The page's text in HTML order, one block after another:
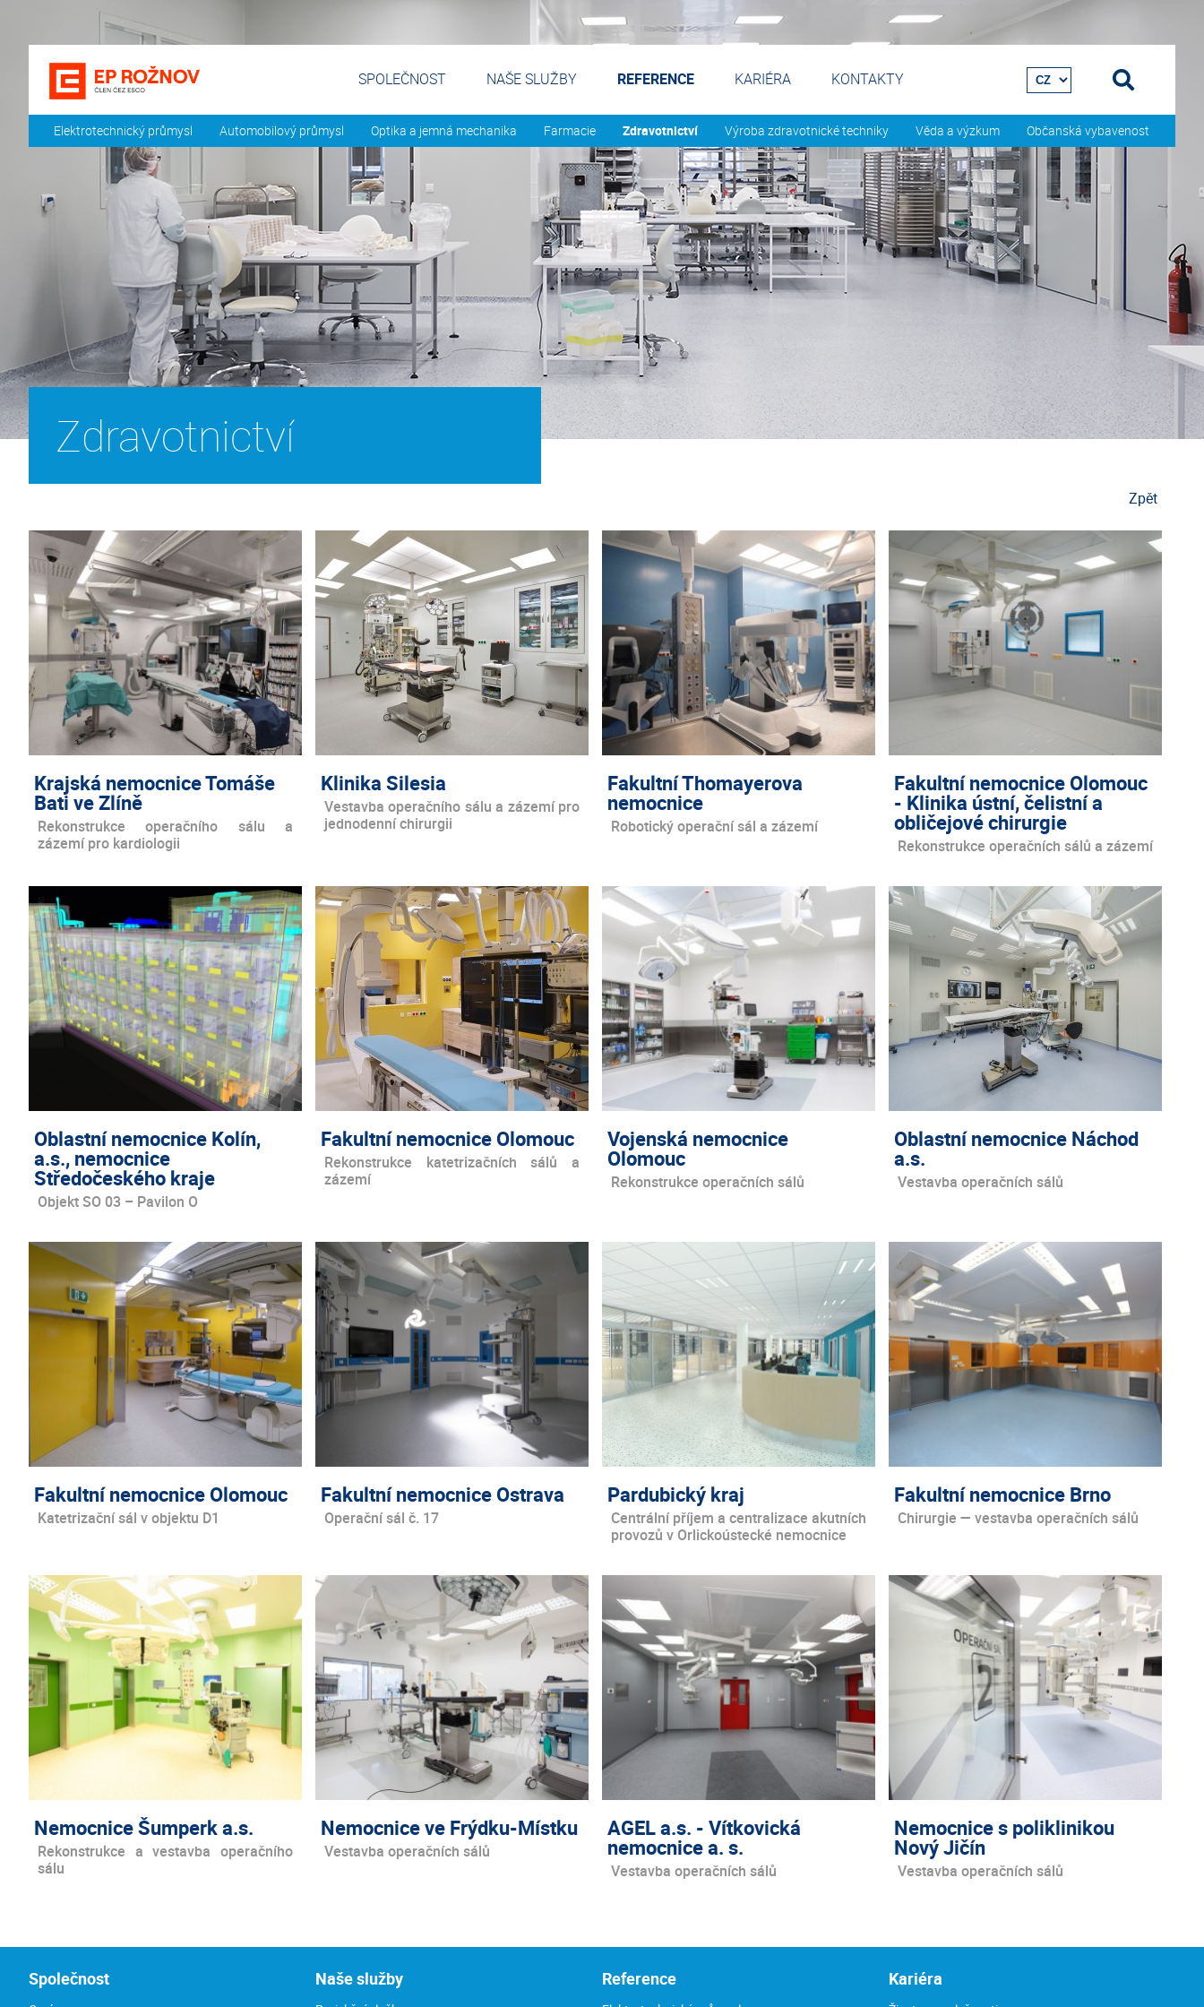
SPOLEČNOST NAŠE SLUŽBY REFERENCE KARIÉRA KONTAKTY
Elektrotechnický průmysl Automobilový průmysl Optika a jemná mechanika Farmacie Zdravotnictví Výroba zdravotnické techniky Věda a výzkum Občanská vybavenost
Zdravotnictví
Zpět
Krajská nemocnice Tomáše
Bati ve Zlíně
Rekonstrukce operačního sálu a
zázemí pro kardiologii
Klinika Silesia
Vestavba operačního sálu a zázemí pro
jednodenní chirurgii
Fakultní Thomayerova
nemocnice
Robotický operační sál a zázemí
Fakultní nemocnice Olomouc
- Klinika ústní, čelistní a
obličejové chirurgie
Rekonstrukce operačních sálů a zázemí
Oblastní nemocnice Kolín,
a.s., nemocnice
Středočeského kraje
Objekt SO 03 – Pavilon O
Fakultní nemocnice Olomouc
Rekonstrukce katetrizačních sálů a
zázemí
Vojenská nemocnice
Olomouc
Rekonstrukce operačních sálů
Oblastní nemocnice Náchod
a.s.
Vestavba operačních sálů
Fakultní nemocnice Olomouc
Katetrizační sál v objektu D1
Fakultní nemocnice Ostrava
Operační sál č. 17
Pardubický kraj
Centrální příjem a centralizace akutních
provozů v Orlickoústecké nemocnice
Fakultní nemocnice Brno
Chirurgie — vestavba operačních sálů
Nemocnice Šumperk a.s.
Rekonstrukce a vestavba operačního
sálu
Nemocnice ve Frýdku-Místku
Vestavba operačních sálů
AGEL a.s. - Vítkovická
nemocnice a. s.
Vestavba operačních sálů
Nemocnice s poliklinikou
Nový Jičín
Vestavba operačních sálů
Společnost Naše služby Reference Kariéra